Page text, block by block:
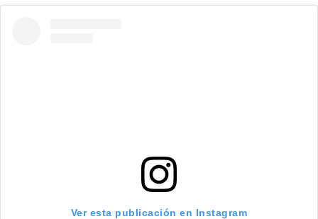
Ver esta publicación en Instagram